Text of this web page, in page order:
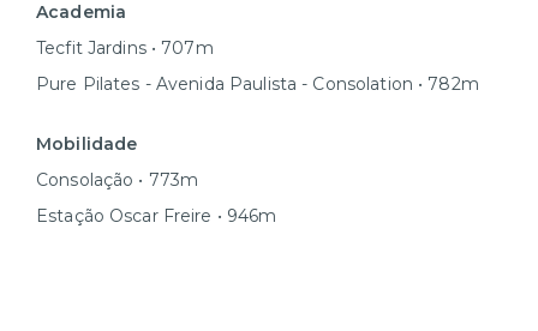
Academia
Tecfit Jardins • 707m
Pure Pilates - Avenida Paulista - Consolation • 782m
Mobilidade
Consolação • 773m
Estação Oscar Freire • 946m